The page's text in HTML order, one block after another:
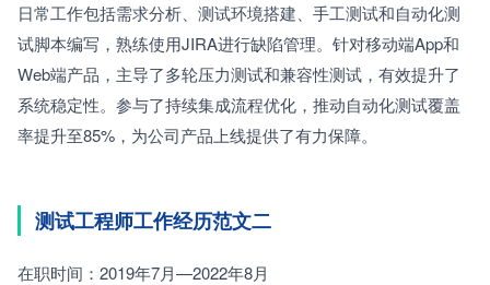
日常工作包括需求分析、测试环境搭建、手工测试和自动化测
试脚本编写，熟练使用JIRA进行缺陷管理。针对移动端App和
Web端产品，主导了多轮压力测试和兼容性测试，有效提升了
系统稳定性。参与了持续集成流程优化，推动自动化测试覆盖
率提升至85%，为公司产品上线提供了有力保障。
测试工程师工作经历范文二
在职时间：2019年7月—2022年8月